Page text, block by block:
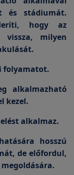
és stádiumát.
hogy az
vissza, milyen
folyamatot.
alkalmazható
kezel.
alkalmaz.
hosszú
de előfordul,